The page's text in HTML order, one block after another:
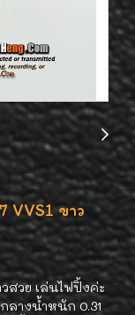
VVS1 ขาว
สวย เล่นไฟปิ้งค่ะ
ลางน้ำหนัก 0.31